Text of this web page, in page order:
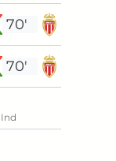
70'
70'
Ind